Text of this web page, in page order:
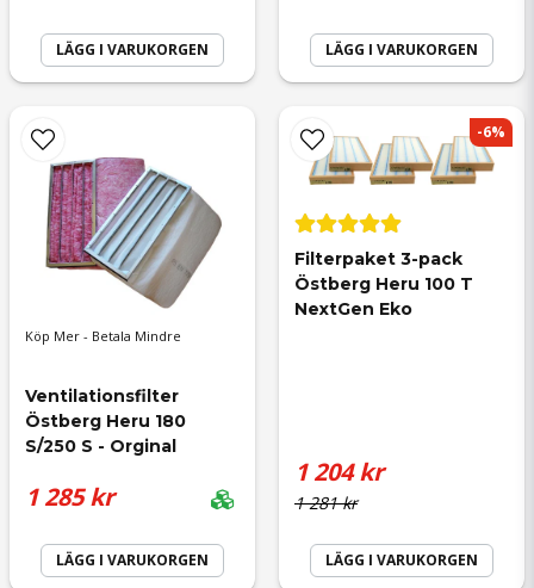
Skicka fråga
LÄGG I VARUKORGEN LÄGG I VARUKORGEN
Köp Mer - Betala Mindre
Ventilationsfilter
Östberg Heru 180
S/250 S - Orginal
1 285 kr
LÄGG I VARUKORGEN
Filterpaket 3-pack
Östberg Heru 100 T
NextGen Eko
1 281 kr
1 204 kr
LÄGG I VARUKORGEN
-6%